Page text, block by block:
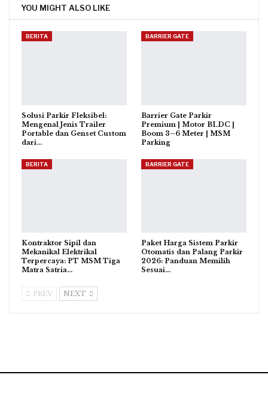
YOU MIGHT ALSO LIKE
BERITA
Solusi Parkir Fleksibel:
Mengenal Jenis Trailer
Portable dan Genset Custom
dari…
BARRIER GATE
Barrier Gate Parkir
Premium | Motor BLDC |
Boom 3–6 Meter | MSM
Parking
BERITA
Kontraktor Sipil dan
Mekanikal Elektrikal
Terpercaya: PT MSM Tiga
Matra Satria…
BARRIER GATE
Paket Harga Sistem Parkir
Otomatis dan Palang Parkir
2026: Panduan Memilih
Sesuai…
PREV NEXT